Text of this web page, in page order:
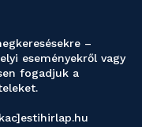
–
eseményekről vagy
fogadjuk a